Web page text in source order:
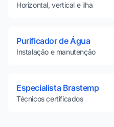
Horizontal, vertical e ilha
Purificador de Água
Instalação e manutenção
Especialista Brastemp
Técnicos certificados